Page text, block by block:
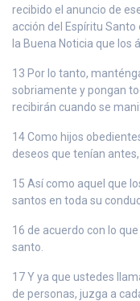
recibido el anuncio de
acción del Espíritu
la Buena Noticia que los
13 Por lo tanto,
sobriamente y pongan
recibirán cuando se
14 Como hijos
deseos que tenían
15 Así como aquel que
santos en toda su
16 de acuerdo con lo
santo.
17 Y ya que ustedes
de personas, juzga a